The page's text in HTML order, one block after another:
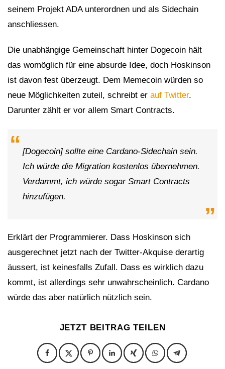
seinem Projekt ADA unterordnen und als Sidechain
anschliessen.
Die unabhängige Gemeinschaft hinter Dogecoin hält
das womöglich für eine absurde Idee, doch Hoskinson
ist davon fest überzeugt. Dem Memecoin würden so
neue Möglichkeiten zuteil, schreibt er auf Twitter.
Darunter zählt er vor allem Smart Contracts.
[Dogecoin] sollte eine Cardano-Sidechain sein.
Ich würde die Migration kostenlos übernehmen.
Verdammt, ich würde sogar Smart Contracts
hinzufügen.
Erklärt der Programmierer. Dass Hoskinson sich
ausgerechnet jetzt nach der Twitter-Akquise derartig
äussert, ist keinesfalls Zufall. Dass es wirklich dazu
kommt, ist allerdings sehr unwahrscheinlich. Cardano
würde das aber natürlich nützlich sein.
JETZT BEITRAG TEILEN